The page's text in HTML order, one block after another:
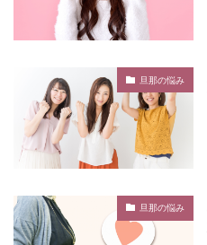
旦那の悩み
旦那の悩み